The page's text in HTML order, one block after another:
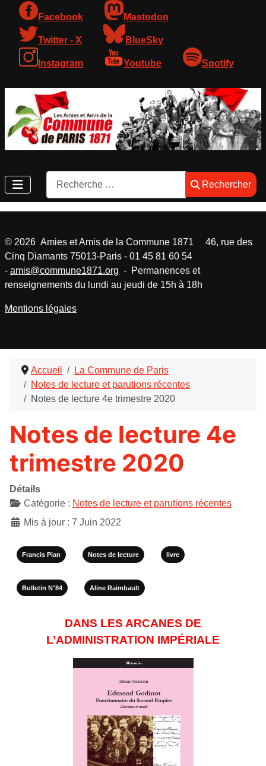
Facebook Mastodon
Twitter - X BlueSky
Instagram Youtube Spotify
Rechercher
Rechercher
Accueil
La Commune de Paris
Notes de lecture et parutions récentes
Notes de lecture 4e trimestre 2020
Notes de lecture 4e
trimestre 2020
Détails
Catégorie : Notes de lecture et parutions récentes
Mis à jour : 7 Juin 2022
Francis Pian Notes de lecture livre
Bulletin N°84 Aline Raimbault
DANS LES ARCANES DE
L’ADMINISTRATION IMPÉRIALE
© 2026 Amies et Amis de la Commune 1871 46, rue des
Cinq Diamants 75013-Paris - 01 45 81 60 54
- amis@commune1871.org - Permanences et
renseignements du lundi au jeudi de 15h à 18h
Mentions légales